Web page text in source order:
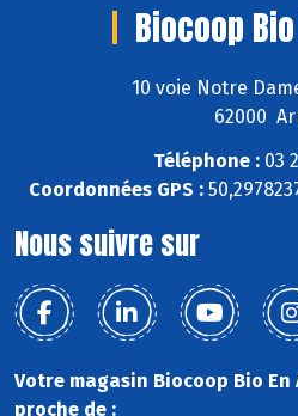
Biocoop
10 voie Notre
62000
Téléphone : 03
Coordonnées GPS :
Nous suivre sur
Votre magasin Biocoop Bio
proche de :